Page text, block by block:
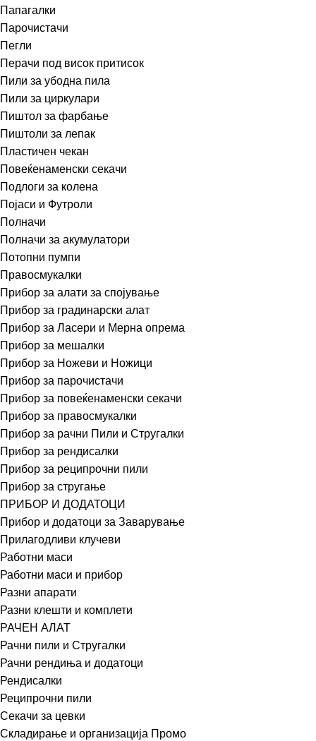
Папагалки
Парочистачи
Пегли
Перачи под висок притисок
Пили за убодна пила
Пили за циркулари
Пиштол за фарбање
Пиштоли за лепак
Пластичен чекан
Повеќенаменски секачи
Подлоги за колена
Појаси и Футроли
Полначи
Полначи за акумулатори
Потопни пумпи
Правосмукалки
Прибор за алати за спојување
Прибор за градинарски алат
Прибор за Ласери и Мерна опрема
Прибор за мешалки
Прибор за Ножеви и Ножици
Прибор за парочистачи
Прибор за повеќенаменски секачи
Прибор за правосмукалки
Прибор за рачни Пили и Стругалки
Прибор за рендисалки
Прибор за реципрочни пили
Прибор за стругање
ПРИБОР И ДОДАТОЦИ
Прибор и додатоци за Заварување
Прилагодливи клучеви
Работни маси
Работни маси и прибор
Разни апарати
Разни клешти и комплети
РАЧЕН АЛАТ
Рачни пили и Стругалки
Рачни рендиња и додатоци
Рендисалки
Реципрочни пили
Секачи за цевки
Складирање и организација Промо